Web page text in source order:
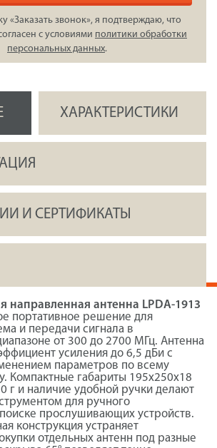
«Заказать звонок», я подтверждаю, что
с условиями политики обработки
персональных данных.
ХАРАКТЕРИСТИКИ
И СЕРТИФИКАТЫ
направленная антенна LPDA-1913
портативное решение для
и передачи сигнала в
от 300 до 2700 МГц. Антенна
усиления до 6,5 дБи с
параметров по всему
Компактные габариты 195x250x18
г и наличие удобной ручки делают
для ручного
прослушивающих устройств.
конструкция устраняет
отдельных антенн под разные